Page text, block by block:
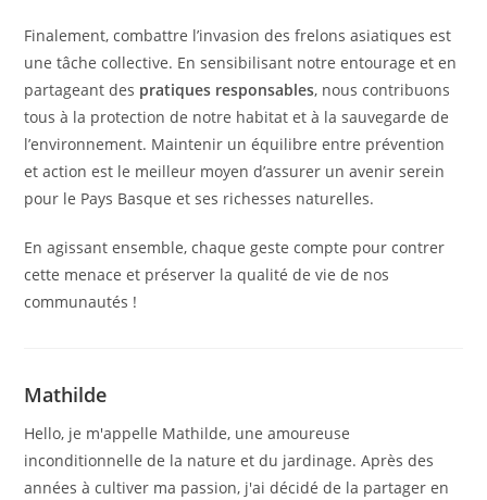
Finalement, combattre l’invasion des frelons asiatiques est
une tâche collective. En sensibilisant notre entourage et en
partageant des pratiques responsables, nous contribuons
tous à la protection de notre habitat et à la sauvegarde de
l’environnement. Maintenir un équilibre entre prévention
et action est le meilleur moyen d’assurer un avenir serein
pour le Pays Basque et ses richesses naturelles.
En agissant ensemble, chaque geste compte pour contrer
cette menace et préserver la qualité de vie de nos
communautés !
Mathilde
Hello, je m'appelle Mathilde, une amoureuse
inconditionnelle de la nature et du jardinage. Après des
années à cultiver ma passion, j'ai décidé de la partager en